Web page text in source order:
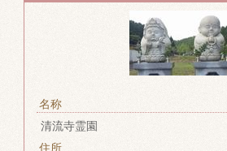
名称
清流寺霊園
住所